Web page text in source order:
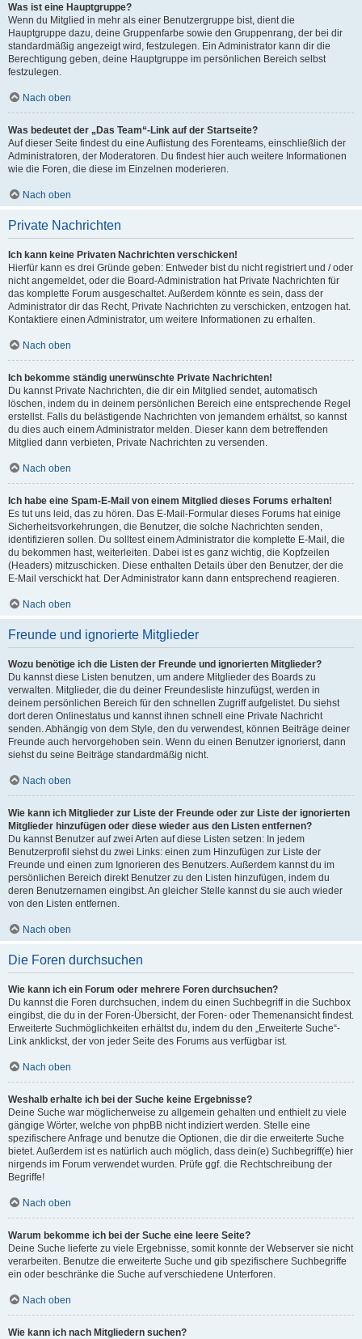
Was ist eine Hauptgruppe?
Wenn du Mitglied in mehr als einer Benutzergruppe bist, dient die
Hauptgruppe dazu, deine Gruppenfarbe sowie den Gruppenrang, der bei dir
standardmäßig angezeigt wird, festzulegen. Ein Administrator kann dir die
Berechtigung geben, deine Hauptgruppe im persönlichen Bereich selbst
festzulegen.
Nach oben
Was bedeutet der „Das Team“-Link auf der Startseite?
Auf dieser Seite findest du eine Auflistung des Forenteams, einschließlich der
Administratoren, der Moderatoren. Du findest hier auch weitere Informationen
wie die Foren, die diese im Einzelnen moderieren.
Nach oben
Private Nachrichten
Ich kann keine Privaten Nachrichten verschicken!
Hierfür kann es drei Gründe geben: Entweder bist du nicht registriert und / oder
nicht angemeldet, oder die Board-Administration hat Private Nachrichten für
das komplette Forum ausgeschaltet. Außerdem könnte es sein, dass der
Administrator dir das Recht, Private Nachrichten zu verschicken, entzogen hat.
Kontaktiere einen Administrator, um weitere Informationen zu erhalten.
Nach oben
Ich bekomme ständig unerwünschte Private Nachrichten!
Du kannst Private Nachrichten, die dir ein Mitglied sendet, automatisch
löschen, indem du in deinem persönlichen Bereich eine entsprechende Regel
erstellst. Falls du belästigende Nachrichten von jemandem erhältst, so kannst
du dies auch einem Administrator melden. Dieser kann dem betreffenden
Mitglied dann verbieten, Private Nachrichten zu versenden.
Nach oben
Ich habe eine Spam-E-Mail von einem Mitglied dieses Forums erhalten!
Es tut uns leid, das zu hören. Das E-Mail-Formular dieses Forums hat einige
Sicherheitsvorkehrungen, die Benutzer, die solche Nachrichten senden,
identifizieren sollen. Du solltest einem Administrator die komplette E-Mail, die
du bekommen hast, weiterleiten. Dabei ist es ganz wichtig, die Kopfzeilen
(Headers) mitzuschicken. Diese enthalten Details über den Benutzer, der die
E-Mail verschickt hat. Der Administrator kann dann entsprechend reagieren.
Nach oben
Freunde und ignorierte Mitglieder
Wozu benötige ich die Listen der Freunde und ignorierten Mitglieder?
Du kannst diese Listen benutzen, um andere Mitglieder des Boards zu
verwalten. Mitglieder, die du deiner Freundesliste hinzufügst, werden in
deinem persönlichen Bereich für den schnellen Zugriff aufgelistet. Du siehst
dort deren Onlinestatus und kannst ihnen schnell eine Private Nachricht
senden. Abhängig von dem Style, den du verwendest, können Beiträge deiner
Freunde auch hervorgehoben sein. Wenn du einen Benutzer ignorierst, dann
siehst du seine Beiträge standardmäßig nicht.
Nach oben
Wie kann ich Mitglieder zur Liste der Freunde oder zur Liste der ignorierten
Mitglieder hinzufügen oder diese wieder aus den Listen entfernen?
Du kannst Benutzer auf zwei Arten auf diese Listen setzen: In jedem
Benutzerprofil siehst du zwei Links: einen zum Hinzufügen zur Liste der
Freunde und einen zum Ignorieren des Benutzers. Außerdem kannst du im
persönlichen Bereich direkt Benutzer zu den Listen hinzufügen, indem du
deren Benutzernamen eingibst. An gleicher Stelle kannst du sie auch wieder
von den Listen entfernen.
Nach oben
Die Foren durchsuchen
Wie kann ich ein Forum oder mehrere Foren durchsuchen?
Du kannst die Foren durchsuchen, indem du einen Suchbegriff in die Suchbox
eingibst, die du in der Foren-Übersicht, der Foren- oder Themenansicht findest.
Erweiterte Suchmöglichkeiten erhältst du, indem du den „Erweiterte Suche“-
Link anklickst, der von jeder Seite des Forums aus verfügbar ist.
Nach oben
Weshalb erhalte ich bei der Suche keine Ergebnisse?
Deine Suche war möglicherweise zu allgemein gehalten und enthielt zu viele
gängige Wörter, welche von phpBB nicht indiziert werden. Stelle eine
spezifischere Anfrage und benutze die Optionen, die dir die erweiterte Suche
bietet. Außerdem ist es natürlich auch möglich, dass dein(e) Suchbegriff(e) hier
nirgends im Forum verwendet wurden. Prüfe ggf. die Rechtschreibung der
Begriffe!
Nach oben
Warum bekomme ich bei der Suche eine leere Seite?
Deine Suche lieferte zu viele Ergebnisse, somit konnte der Webserver sie nicht
verarbeiten. Benutze die erweiterte Suche und gib spezifischere Suchbegriffe
ein oder beschränke die Suche auf verschiedene Unterforen.
Nach oben
Wie kann ich nach Mitgliedern suchen?